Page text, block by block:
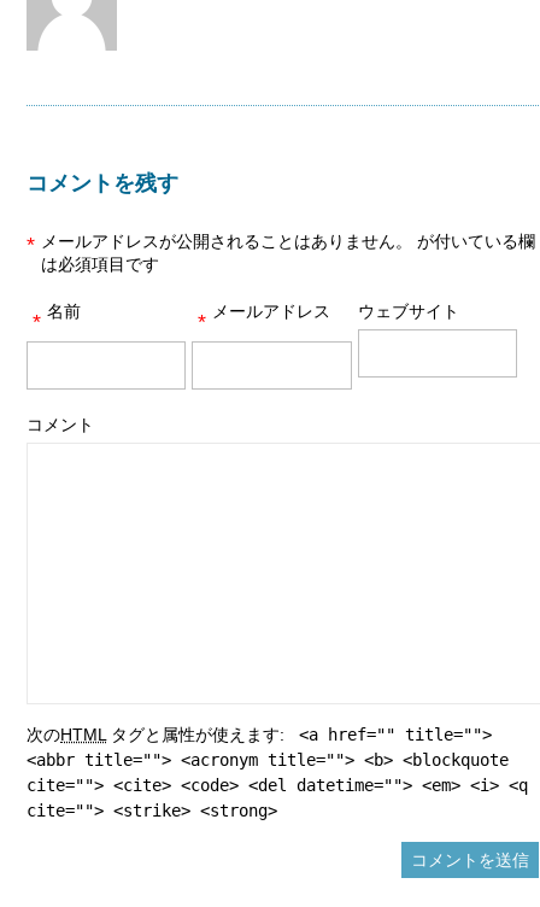
コメントを残す
メールアドレスが公開されることはありません。
*
が付いている欄
は必須項目です
名前
* メールアドレス
* ウェブサイト
コメント
次のHTML タグと属性が使えます:
<a href="" title="">
<abbr title=""> <acronym title=""> <b> <blockquote
cite=""> <cite> <code> <del datetime=""> <em> <i> <q
cite=""> <strike> <strong>